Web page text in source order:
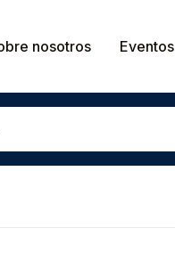
nosotros Eventos